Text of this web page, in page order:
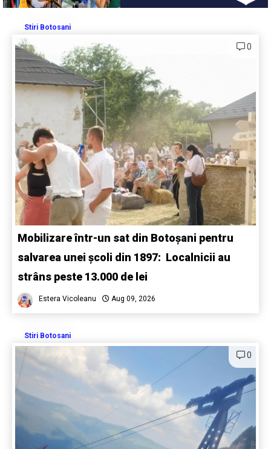
Stiri Botosani
0
Mobilizare într-un sat din Botoșani pentru
salvarea unei școli din 1897: Localnicii au
strâns peste 13.000 de lei
Estera Vicoleanu Aug 09, 2026
Stiri Botosani
0